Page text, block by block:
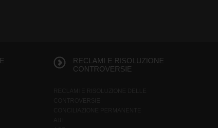
RECLAMI E RISOLUZIONE
CONTROVERSIE